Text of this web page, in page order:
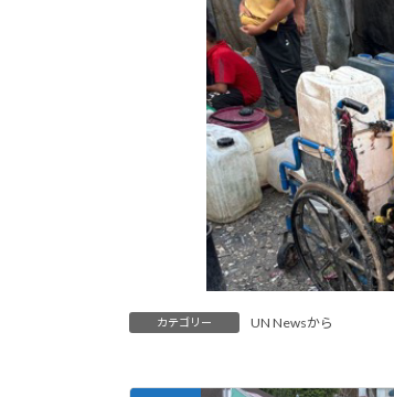
カテゴリー UN Newsから